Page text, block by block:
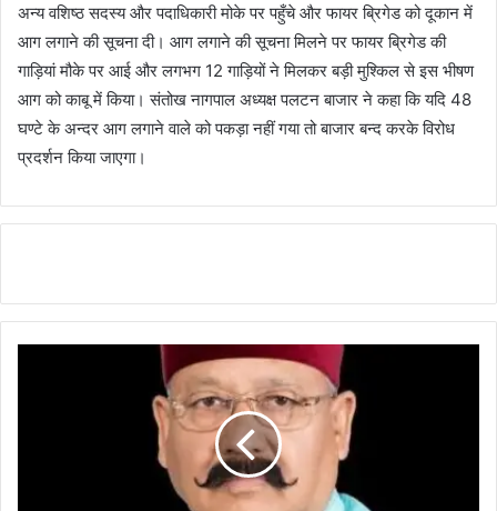
अन्य वशिष्ठ सदस्य और पदाधिकारी मोके पर पहुँचे और फायर ब्रिगेड को दूकान में
आग लगाने की सूचना दी। आग लगाने की सूचना मिलने पर फायर ब्रिगेड की
गाड़ियां मौके पर आई और लगभग 12 गाड़ियों ने मिलकर बड़ी मुश्किल से इस भीषण
आग को काबू में किया। संतोख नागपाल अध्यक्ष पलटन बाजार ने कहा कि यदि 48
घण्टे के अन्दर आग लगाने वाले को पकड़ा नहीं गया तो बाजार बन्द करके विरोध
प्रदर्शन किया जाएगा।